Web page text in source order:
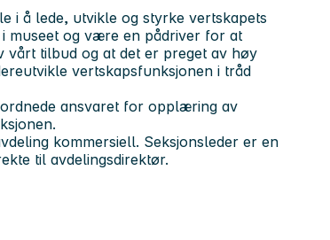
i å lede, utvikle og styrke vertskapets
museet og være en pådriver for at
vårt tilbud og at det er preget av høy
vertskapsfunksjonen i tråd
ansvaret for opplæring av
kommersiell. Seksjonsleder er en
til avdelingsdirektør.